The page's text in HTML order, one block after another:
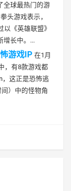
全球最热门的游
头游戏表示，
《英雄联盟》
增长中。...
游戏IP 在1月
，有8款游戏都
这正是恐怖逃
）中的怪物角